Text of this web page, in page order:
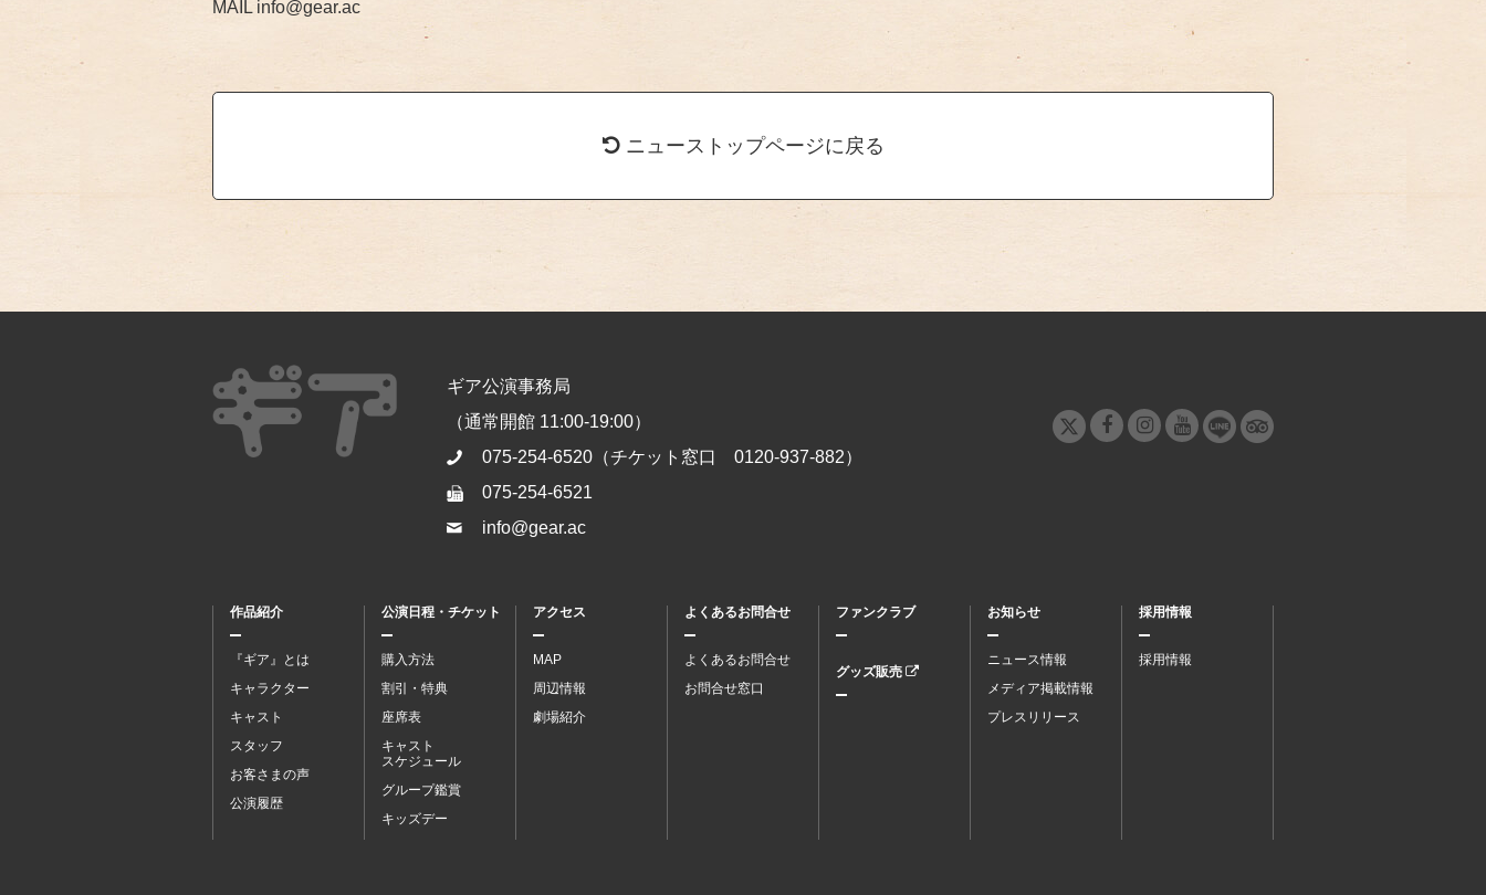
MAIL info@gear.ac
ニューストップページに戻る
ギア公演事務局
（通常開館 11:00-19:00）
075-254-6520 （チケット窓口 0120-937-882）
075-254-6521
info@gear.ac
作品紹介
『ギア』とは
キャラクター
キャスト
スタッフ
お客さまの声
公演履歴
公演日程・チケット
購入方法
割引・特典
座席表
キャスト
スケジュール
グループ鑑賞
キッズデー
アクセス
MAP
周辺情報
劇場紹介
よくあるお問合せ
よくあるお問合せ
お問合せ窓口
ファンクラブ
グッズ販売
お知らせ
ニュース情報
メディア掲載情報
プレスリリース
採用情報
採用情報